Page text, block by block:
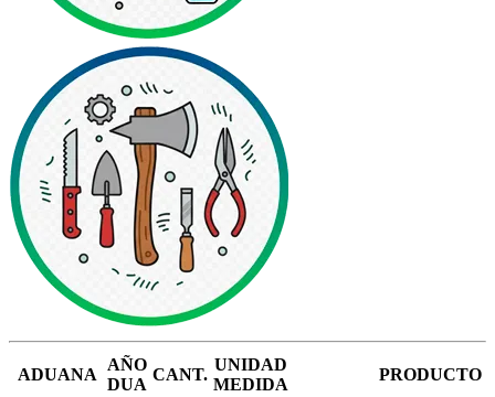
ADUANA
AÑO
DUA
CANT.
UNIDAD
MEDIDA
PRODUCTO